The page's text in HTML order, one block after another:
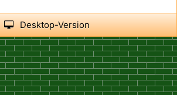
Desktop-Version